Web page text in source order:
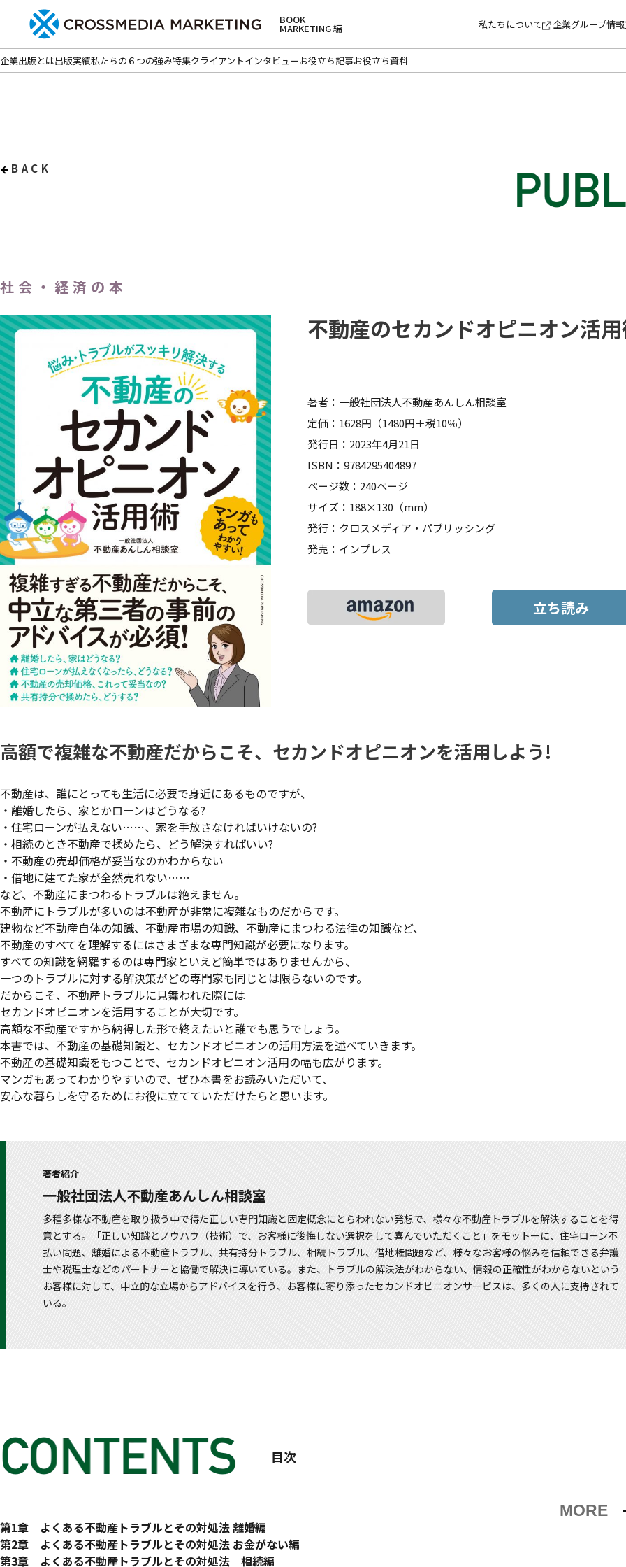
BOOK
MARKETING 編 私たちについて 企業グループ情報
企業出版とは出版実績私たちの６つの強み特集クライアントインタビューお役立ち記事お役立ち資料
BACK
社会・経済の本
不動産のセカンドオピニオン活
著者：一般社団法人不動産あんしん相談室
定価：1628円（1480円＋税10％）
発行日：2023年4月21日
ISBN：9784295404897
ページ数：240ページ
サイズ：188×130（mm）
発行：クロスメディア・パブリッシング
発売：インプレス
立ち読み
高額で複雑な不動産だからこそ、セカンドオピニオンを活用しよう!
不動産は、誰にとっても生活に必要で身近にあるものですが、
・離婚したら、家とかローンはどうなる?
・住宅ローンが払えない……、家を手放さなければいけないの?
・相続のとき不動産で揉めたら、どう解決すればいい?
・不動産の売却価格が妥当なのかわからない
・借地に建てた家が全然売れない……
など、不動産にまつわるトラブルは絶えません。
不動産にトラブルが多いのは不動産が非常に複雑なものだからです。
建物など不動産自体の知識、不動産市場の知識、不動産にまつわる法律の知識など、
不動産のすべてを理解するにはさまざまな専門知識が必要になります。
すべての知識を網羅するのは専門家といえど簡単ではありませんから、
一つのトラブルに対する解決策がどの専門家も同じとは限らないのです。
だからこそ、不動産トラブルに見舞われた際には
セカンドオピニオンを活用することが大切です。
高額な不動産ですから納得した形で終えたいと誰でも思うでしょう。
本書では、不動産の基礎知識と、セカンドオピニオンの活用方法を述べていきます。
不動産の基礎知識をもつことで、セカンドオピニオン活用の幅も広がります。
マンガもあってわかりやすいので、ぜひ本書をお読みいただいて、
安心な暮らしを守るためにお役に立てていただけたらと思います。
著者紹介
一般社団法人不動産あんしん相談室
多種多様な不動産を取り扱う中で得た正しい専門知識と固定概念にとらわれない発想で、様々な不動産トラブルを解決することを得
意とする。「正しい知識とノウハウ（技術）で、お客様に後悔しない選択をして喜んでいただくこと」をモットーに、住宅ローン不
払い問題、離婚による不動産トラブル、共有持分トラブル、相続トラブル、借地権問題など、様々なお客様の悩みを信頼できる弁護
士や税理士などのパートナーと協働で解決に導いている。また、トラブルの解決法がわからない、情報の正確性がわからないという
お客様に対して、中立的な立場からアドバイスを行う、お客様に寄り添ったセカンドオピニオンサービスは、多くの人に支持されて
いる。
目次
MORE
はじめに
第1章 よくある不動産トラブルとその対処法 離婚編
マンガでわかる！ 離婚の不動産トラブル
離婚で起こる「家」のトラブル
第2章 よくある不動産トラブルとその対処法 お金がない編
マンガでわかる！ お金の不動産トラブル
第3章 よくある不動産トラブルとその対処法 相続編